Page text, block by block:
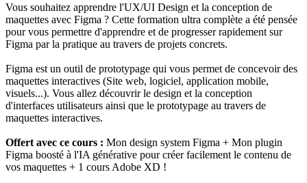
Vous souhaitez apprendre l'UX/UI Design et la conception de
maquettes avec Figma ? Cette formation ultra complète a été pensée
pour vous permettre d'apprendre et de progresser rapidement sur
Figma par la pratique au travers de projets concrets.
Figma est un outil de prototypage qui vous permet de concevoir des
maquettes interactives (Site web, logiciel, application mobile,
visuels...). Vous allez découvrir le design et la conception
d'interfaces utilisateurs ainsi que le prototypage au travers de
maquettes interactives.
Offert avec ce cours : Mon design system Figma + Mon plugin
Figma boosté à l'IA générative pour créer facilement le contenu de
vos maquettes + 1 cours Adobe XD !